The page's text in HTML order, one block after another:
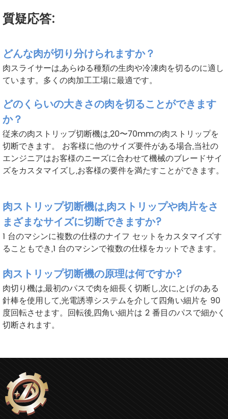
質疑応答:
どんな肉が切り分けられますか？
肉スライサーは,あらゆる種類の生肉や冷凍肉を切るのに適し
ています。多くの肉加工工場に最適です。
どのくらいの大きさの肉を切ることができます
か？
従来の肉ストリップ切断機は,20〜70mmの肉ストリップを
切断できます。 お客様に他のサイズ要件がある場合,当社の
エンジニアはお客様のニーズに合わせて機械のブレードサイ
ズをカスタマイズし,お客様の要件を満たすことができます。
肉ストリップ切断機は,肉ストリップや肉片をさ
まざまなサイズに切断できますか?
1 台のマシンに複数の仕様のナイフ セットをカスタマイズす
ることもでき,1 台のマシンで複数の仕様をカットできます。
肉ストリップ切断機の原理は何ですか?
肉切り機は,最初のパスで肉を細長く切断し,次に,とげのある
針棒を使用して,光電誘導システムを介して四角い細片を 90
度回転させます。回転後,四角い細片は 2 番目のパスで細かく
切断されます。